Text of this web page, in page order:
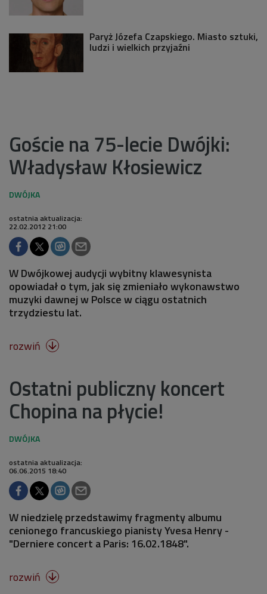
Paryż Józefa Czapskiego. Miasto sztuki,
ludzi i wielkich przyjaźni
Goście na 75-lecie Dwójki:
Władysław Kłosiewicz
ostatnia aktualizacja:
22.02.2012 21:00
W Dwójkowej audycji wybitny klawesynista
opowiadał o tym, jak się zmieniało wykonawstwo
muzyki dawnej w Polsce w ciągu ostatnich
trzydziestu lat.
rozwiń 
Ostatni publiczny koncert
Chopina na płycie!
ostatnia aktualizacja:
06.06.2015 18:40
W niedzielę przedstawimy fragmenty albumu
cenionego francuskiego pianisty Yvesa Henry -
"Derniere concert a Paris: 16.02.1848".
rozwiń 